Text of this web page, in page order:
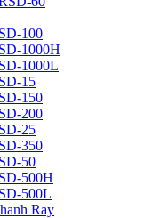
100
1000H
1000L
15
150
200
25
350
50
500H
500L
Ray